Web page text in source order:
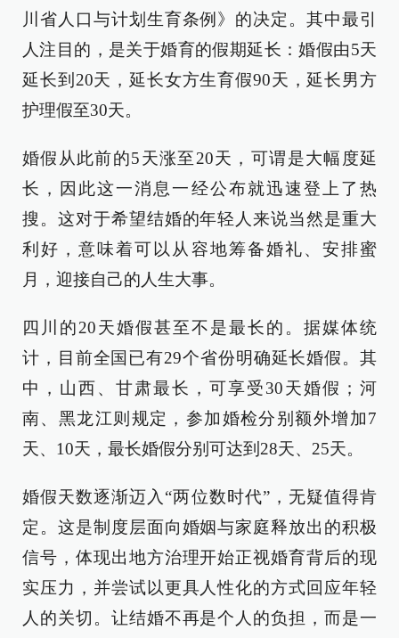
川省人口与计划生育条例》的决定。其中最引
人注目的，是关于婚育的假期延长：婚假由5天
延长到20天，延长女方生育假90天，延长男方
护理假至30天。
婚假从此前的5天涨至20天，可谓是大幅度延
长，因此这一消息一经公布就迅速登上了热
搜。这对于希望结婚的年轻人来说当然是重大
利好，意味着可以从容地筹备婚礼、安排蜜
月，迎接自己的人生大事。
四川的20天婚假甚至不是最长的。据媒体统
计，目前全国已有29个省份明确延长婚假。其
中，山西、甘肃最长，可享受30天婚假；河
南、黑龙江则规定，参加婚检分别额外增加7
天、10天，最长婚假分别可达到28天、25天。
婚假天数逐渐迈入“两位数时代”，无疑值得肯
定。这是制度层面向婚姻与家庭释放出的积极
信号，体现出地方治理开始正视婚育背后的现
实压力，并尝试以更具人性化的方式回应年轻
人的关切。让结婚不再是个人的负担，而是一